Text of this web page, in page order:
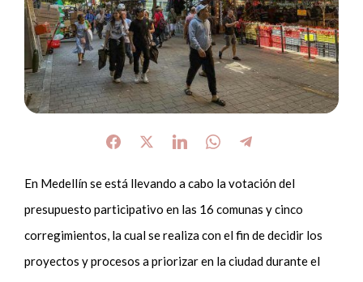
En Medellín se está llevando a cabo la votación del
presupuesto participativo en las 16 comunas y cinco
corregimientos, la cual se realiza con el fin de decidir los
proyectos y procesos a priorizar en la ciudad durante el